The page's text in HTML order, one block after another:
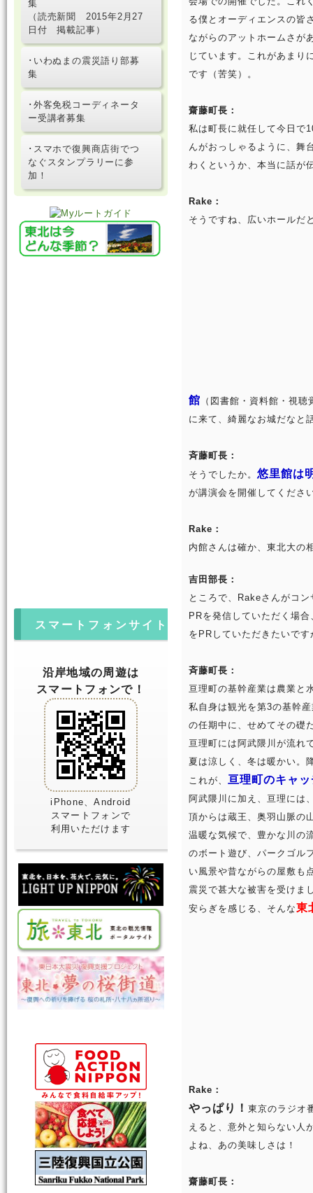
集
（読売新聞 2015年2月27
日付 掲載記事）
･いわぬまの震災語り部募
集
･外客免税コーディネータ
ー受講者募集
･スマホで復興商店街でつ
なぐスタンプラリーに参
加！
スマートフォンサイト
沿岸地域の周遊は
スマートフォンで！
iPhone、Android
スマートフォンで
利用いただけます
る僕とオーディエンスの皆
ながらのアットホームさが
じています。これがあまり
です（苦笑）。
齋藤町長：
私は町長に就任して今日で
んがおっしゃるように、舞
わくというか、本当に話が
Rake：
そうですね、広いホールだ
館 （図書館・資料館・視
に来て、綺麗なお城だなと
斉藤町長：
そうでしたか。 悠里館は
が講演会を開催してくださ
Rake：
内館さんは確か、東北大の
吉田部長：
ところで、Rakeさんがコ
PRを発信していただく場
をPRしていただきたいです
斉藤町長：
亘理町の基幹産業は農業と
私自身は観光を第3の基幹
の任期中に、せめてその礎
亘理町には阿武隈川が流れ
夏は涼しく、冬は暖かい。
これが、 亘理町のキャ
阿武隈川に加え、亘理には
頂からは蔵王、奥羽山脈の
温暖な気候で、豊かな川の
のボート遊び、パークゴル
い風景や昔ながらの屋敷も
震災で甚大な被害を受けま
安らぎを感じる、そんな東
Rake：
やっぱり！ 東京のラジオ
えると、意外と知らない人
よね、あの美味しさは！
齋藤町長：